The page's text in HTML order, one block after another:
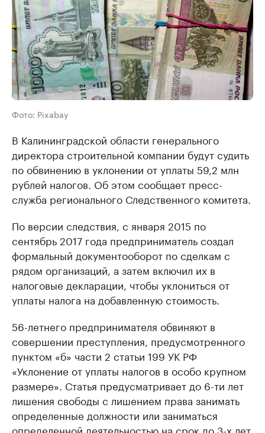
Фото: Pixabay
В Калининградской области генерального
директора строительной компании будут судить
по обвинению в уклонении от уплаты 59,2 млн
рублей налогов. Об этом сообщает пресс-
служба регионального Следственного комитета.
По версии следствия, с января 2015 по
сентябрь 2017 года предприниматель создал
формальный документооборот по сделкам с
рядом организаций, а затем включил их в
налоговые декларации, чтобы уклониться от
уплаты налога на добавленную стоимость.
56-летнего предпринимателя обвиняют в
совершении преступления, предусмотренного
пунктом «б» части 2 статьи 199 УК РФ
«Уклонение от уплаты налогов в особо крупном
размере». Статья предусматривает до 6-ти лет
лишения свободы с лишением права занимать
определенные должности или заниматься
определенной деятельностью на срок до 3-х лет.